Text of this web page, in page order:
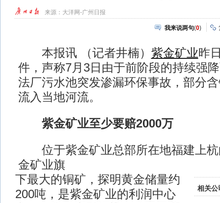
来源： 大洋网-广州日报
我来说两句(0)
本报讯 （记者井楠） 紫金矿业昨
件，声称7月3日由于前阶段的持续强
法厂污水池突发渗漏环保事故，部分
流入当地河流。
紫金矿业至少要赔2000万
位于紫金矿业总部所在地福建上杭
金矿业旗
相关公
下最大的铜矿，探明黄金储量约
200吨，是紫金矿业的利润中心